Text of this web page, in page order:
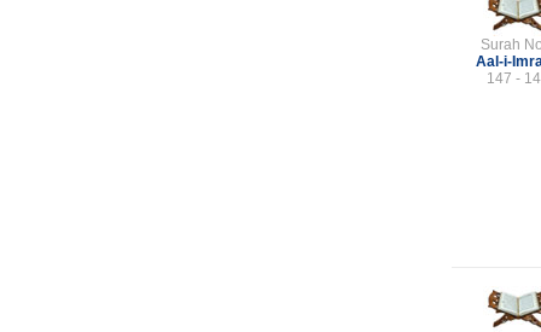
Surah
Aal-i-
147 -